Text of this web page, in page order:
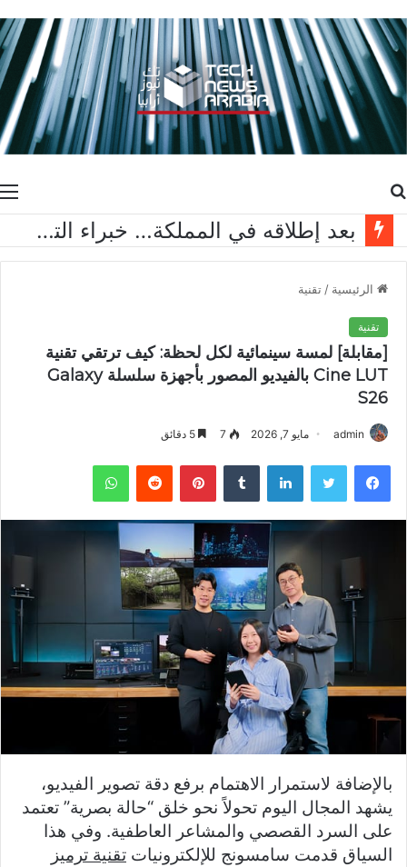
عن
تقنية “فليكس تيتانيوم” من سامسونج: هندسة المواد المتقدمة تعيد رسم معايير متانة الشاشات القابلة للطي
الرئيسية / تقنية
تقنية
[مقابلة] لمسة سينمائية لكل لحظة: كيف ترتقي تقنية
Cine LUT بالفيديو المصور بأجهزة سلسلة Galaxy
S26
admin مايو 7, 2026 7
فيسبوك تويتر لينكدإن بينتيريست واتساب
بالإضافة لاستمرار الاهتمام برفع دقة تصوير الفيديو،
يشهد المجال اليوم تحولاً نحو خلق “حالة بصرية” تعتمد
على السرد القصصي والمشاعر العاطفية. وفي هذا
السياق قدمت سامسونج للإلكترونيات تقنية ترميز